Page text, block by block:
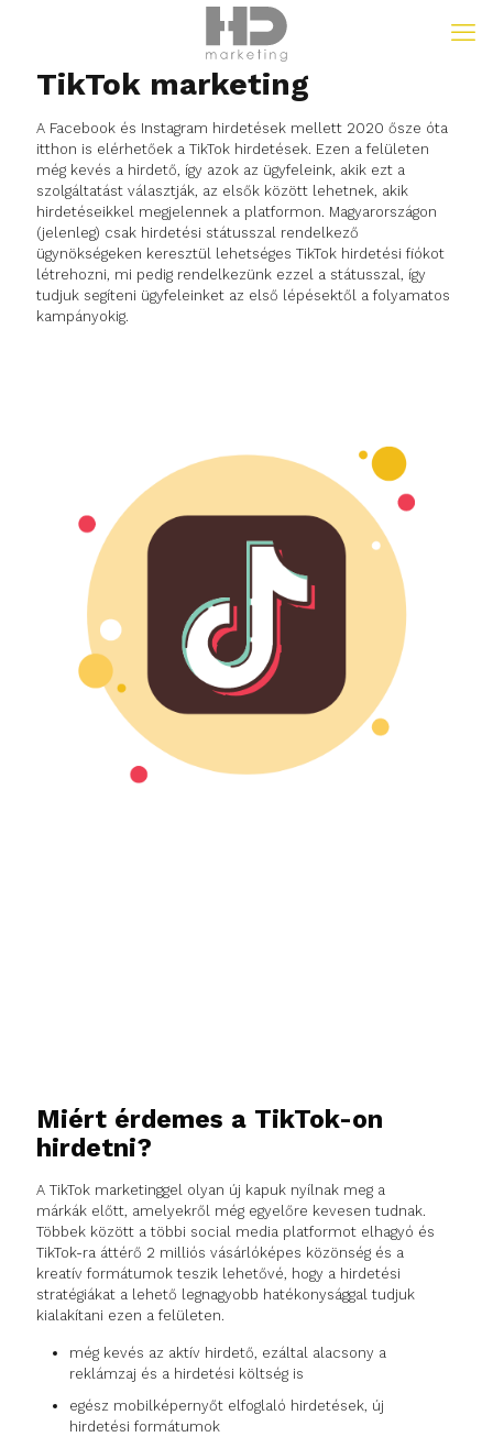
TikTok marketing
A Facebook és Instagram hirdetések mellett 2020 ősze óta
itthon is elérhetőek a TikTok hirdetések. Ezen a felületen
még kevés a hirdető, így azok az ügyfeleink, akik ezt a
szolgáltatást választják, az elsők között lehetnek, akik
hirdetéseikkel megjelennek a platformon. Magyarországon
(jelenleg) csak hirdetési státusszal rendelkező
ügynökségeken keresztül lehetséges TikTok hirdetési fiókot
létrehozni, mi pedig rendelkezünk ezzel a státusszal, így
tudjuk segíteni ügyfeleinket az első lépésektől a folyamatos
kampányokig.
Miért érdemes a TikTok-on
hirdetni?
A TikTok marketinggel olyan új kapuk nyílnak meg a
márkák előtt, amelyekről még egyelőre kevesen tudnak.
Többek között a többi social media platformot elhagyó és
TikTok-ra áttérő 2 milliós vásárlóképes közönség és a
kreatív formátumok teszik lehetővé, hogy a hirdetési
stratégiákat a lehető legnagyobb hatékonysággal tudjuk
kialakítani ezen a felületen.
még kevés az aktív hirdető, ezáltal alacsony a
reklámzaj és a hirdetési költség is
egész mobilképernyőt elfoglaló hirdetések, új
hirdetési formátumok